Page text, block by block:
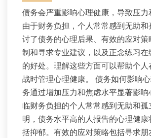
债务会严重影响心理健康，导致压力
由于财务负担，个人常常感到无助和
讨了债务的心理后果、有效的应对策
制和寻求专业建议，以及正念练习
的好处。理解这些方面可以帮助个
战时管理心理健康。 债务如何影响
务通过增加压力和焦虑水平显著影
临财务负担的个人常常感到无助和孤
明，债务水平高的人报告的心理健
括抑郁。有效的应对策略包括寻求